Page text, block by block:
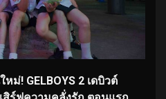
ม่! GELBOYS 2 เดบิวต์